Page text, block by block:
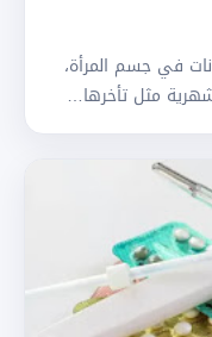
في جسم المرأة،
مثل تأخرها…